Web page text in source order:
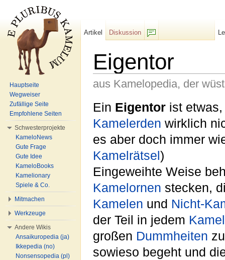
Eigentor
aus Kamelopedia, der
Ein Eigentor ist
Kamelerden wirklich
es aber doch immer
Kamelrätsel)
Eingeweihte Weise
Kamelornen stecken,
Kamelen und Nicht-
der Teil in jedem Kamel
großen Dummheiten
sowieso begeht und
Artikel
Diskussion
Hauptseite
Wegweiser
Zufällige Seite
Empfohlene Seiten
Schwesterprojekte
KameloNews
Gute Frage
Gute Idee
KameloBooks
Kamelionary
Spiele & Co.
Mitmachen
Werkzeuge
Andere Wikis
Ansaikuropedia (ja)
Ikkepedia (no)
Nonsensopedia (pl)